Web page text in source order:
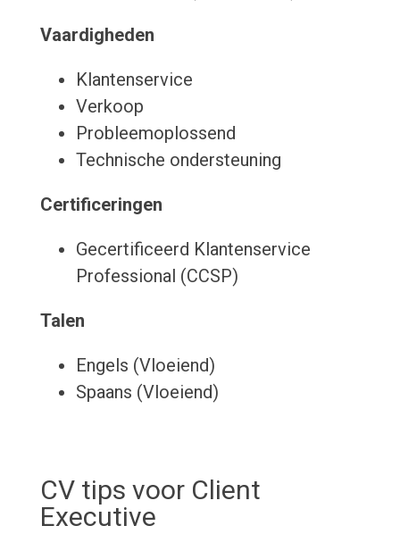
Vaardigheden
Klantenservice
Verkoop
Probleemoplossend
Technische ondersteuning
Certificeringen
Gecertificeerd Klantenservice
Professional (CCSP)
Talen
Engels (Vloeiend)
Spaans (Vloeiend)
CV tips voor Client
Executive